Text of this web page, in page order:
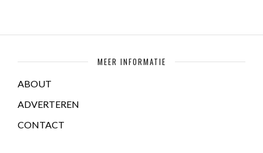
MEER INFORMATIE
ABOUT
ADVERTEREN
CONTACT